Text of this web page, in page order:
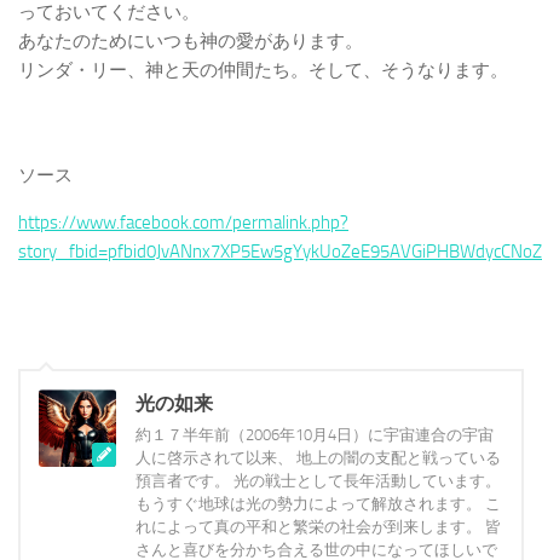
っておいてください。
あなたのためにいつも神の愛があります。
リンダ・リー、神と天の仲間たち。そして、そうなります。
ソース
https://www.facebook.com/permalink.php?
光の如来
約１７半年前（2006年10月4日）に宇宙連合の宇宙
人に啓示されて以来、 地上の闇の支配と戦っている
預言者です。 光の戦士として長年活動しています。
もうすぐ地球は光の勢力によって解放されます。 こ
れによって真の平和と繁栄の社会が到来します。 皆
さんと喜びを分かち合える世の中になってほしいで